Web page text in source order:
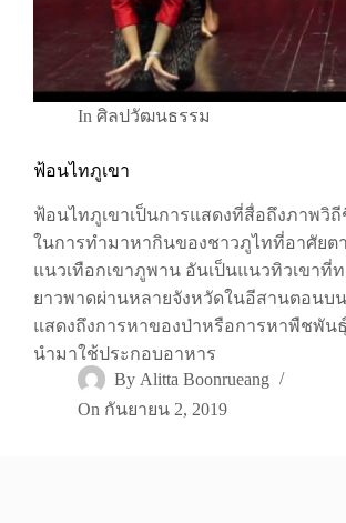
In ศิลปวัฒนธรรม
ฟ้อนไทภูเขา
ฟ้อนไทภูเขาเป็นการแสดงที่สื่อถึงภาพวิ
ในการทำมาหากินของชาวภูไทที่อาศัยต
แนวเทือกเขาภูพาน อันเป็นแนวทิวเขาที่
ยาวพาดผ่านหลายจังหวัดในอีสานตอนบน
แสดงถึงการหาของป่าหรือการหาพืชพัน
นำมาใช้ประกอบอาหาร
By Alitta Boonrueang
On กันยายน 2, 2019